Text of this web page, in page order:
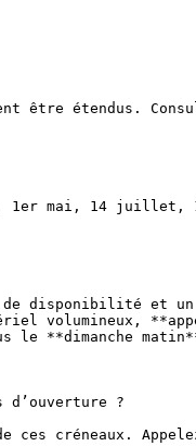
être étendus.
mai, 14 juillet,
de disponibilité et
volumineux,
le **dimanche
d’ouverture ?
ces créneaux.